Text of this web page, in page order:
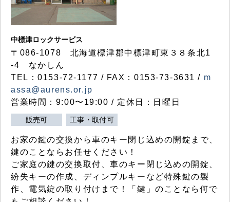
中標津ロックサービス
〒086-1078 北海道標津郡中標津町東３８条北1
-4 なかしん
TEL：0153-72-1177 / FAX：0153-73-3631 / m
assa@aurens.or.jp
営業時間：9:00〜19:00 / 定休日：日曜日
販売可 工事・取付可
お家の鍵の交換から車のキー閉じ込めの開錠まで、
鍵のことならお任せください！
ご家庭の鍵の交換取付、車のキー閉じ込めの開錠、
紛失キーの作成、ディンプルキーなど特殊鍵の製
作、電気錠の取り付けまで！「鍵」のことなら何で